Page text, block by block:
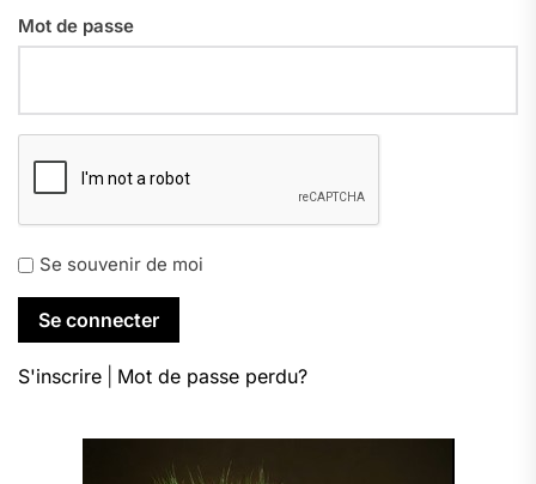
Mot de passe
Se souvenir de moi
S'inscrire Mot de passe perdu?